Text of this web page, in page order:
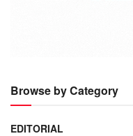
Browse by Category
EDITORIAL